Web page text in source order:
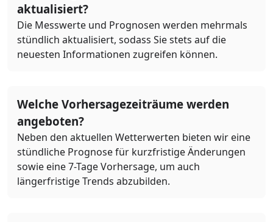
aktualisiert?
Die Messwerte und Prognosen werden mehrmals
stündlich aktualisiert, sodass Sie stets auf die
neuesten Informationen zugreifen können.
Welche Vorhersagezeiträume werden
angeboten?
Neben den aktuellen Wetterwerten bieten wir eine
stündliche Prognose für kurzfristige Änderungen
sowie eine 7-Tage Vorhersage, um auch
längerfristige Trends abzubilden.